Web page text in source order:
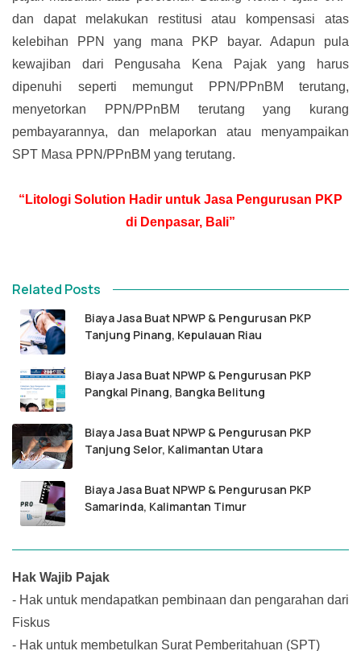
dan dapat melakukan restitusi atau kompensasi atas
kelebihan PPN yang mana PKP bayar. Adapun pula
kewajiban dari Pengusaha Kena Pajak yang harus
dipenuhi seperti memungut PPN/PPnBM terutang,
menyetorkan PPN/PPnBM terutang yang kurang
pembayarannya, dan melaporkan atau menyampaikan
SPT Masa PPN/PPnBM yang terutang.
“Litologi Solution Hadir untuk Jasa Pengurusan PKP
di Denpasar, Bali”
Related Posts
Biaya Jasa Buat NPWP & Pengurusan PKP
Tanjung Pinang, Kepulauan Riau
Biaya Jasa Buat NPWP & Pengurusan PKP
Pangkal Pinang, Bangka Belitung
Biaya Jasa Buat NPWP & Pengurusan PKP
Tanjung Selor, Kalimantan Utara
Biaya Jasa Buat NPWP & Pengurusan PKP
Samarinda, Kalimantan Timur
Hak Wajib Pajak
- Hak untuk mendapatkan pembinaan dan pengarahan dari
Fiskus
- Hak untuk membetulkan Surat Pemberitahuan (SPT)